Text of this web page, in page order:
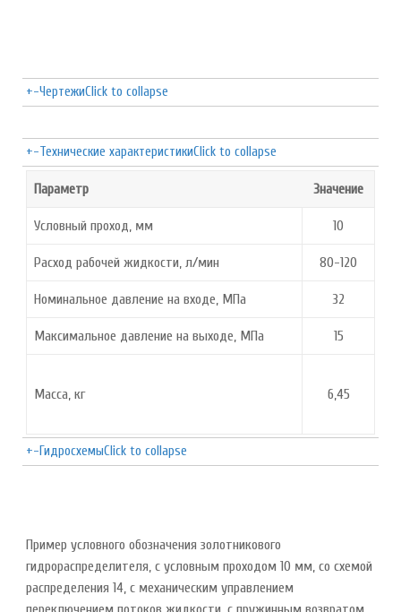
+-ЧертежиClick to collapse
+-Технические характеристикиClick to collapse
Параметр Значение
Условный проход, мм 10
Расход рабочей жидкости, л/мин 80-120
Номинальное давление на входе, МПа 32
Максимальное давление на выходе, МПа 15
Масса, кг 6,45
+-ГидросхемыClick to collapse
Пример условного обозначения золотникового
гидрораспределителя, с условным проходом 10 мм, со схемой
распределения 14, с механическим управлением